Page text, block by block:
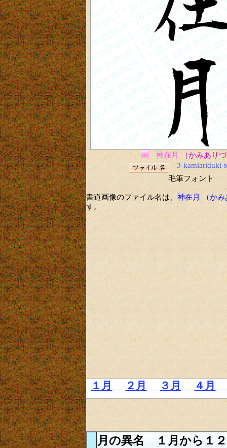
神在月
（かみあり
3-kamiariduki-
毛筆フォント
書道画像のファイル名は、 神在月 （か
す。
１月 ２月 ３月 ４月
月の異名 １月から１